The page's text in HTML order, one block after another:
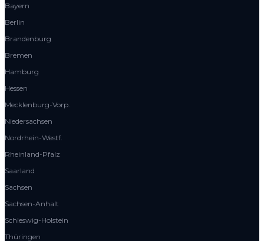
Bayern
Berlin
Brandenburg
Bremen
Hamburg
Hessen
Mecklenburg-Vorp.
Niedersachsen
Nordrhein-Westf.
Rheinland-Pfalz
Saarland
Sachsen
Sachsen-Anhalt
Schleswig-Holstein
Thüringen